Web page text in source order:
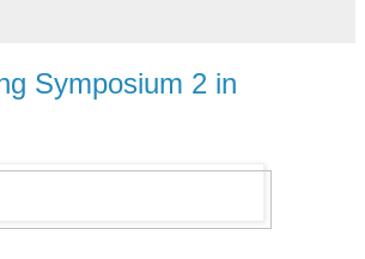
Symposium 2 in